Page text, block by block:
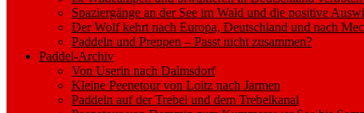
Spaziergänge an der See im Wald und die positive
Der Wolf kehrt nach Europa, Deutschland und nach
Paddeln und Preppen – Passt nicht zusammen?
Paddel-Archiv
Von Userin nach Dalmsdorf
Kleine Peenetour von Loitz nach Jarmen
Paddeln auf der Trebel und dem Trebelkanal